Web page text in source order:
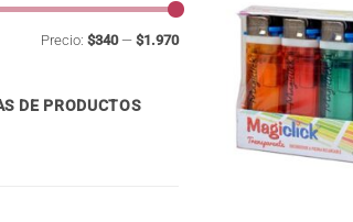
Precio: $340— $1.970
DE PRODUCTOS